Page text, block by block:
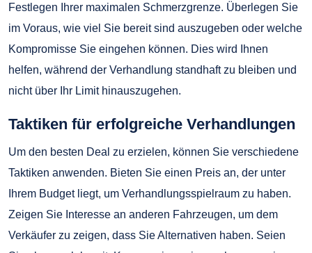
Festlegen Ihrer maximalen Schmerzgrenze. Überlegen Sie
im Voraus, wie viel Sie bereit sind auszugeben oder welche
Kompromisse Sie eingehen können. Dies wird Ihnen
helfen, während der Verhandlung standhaft zu bleiben und
nicht über Ihr Limit hinauszugehen.
Taktiken für erfolgreiche Verhandlungen
Um den besten Deal zu erzielen, können Sie verschiedene
Taktiken anwenden. Bieten Sie einen Preis an, der unter
Ihrem Budget liegt, um Verhandlungsspielraum zu haben.
Zeigen Sie Interesse an anderen Fahrzeugen, um dem
Verkäufer zu zeigen, dass Sie Alternativen haben. Seien